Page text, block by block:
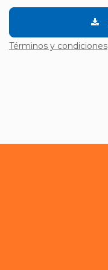
Términos y condiciones